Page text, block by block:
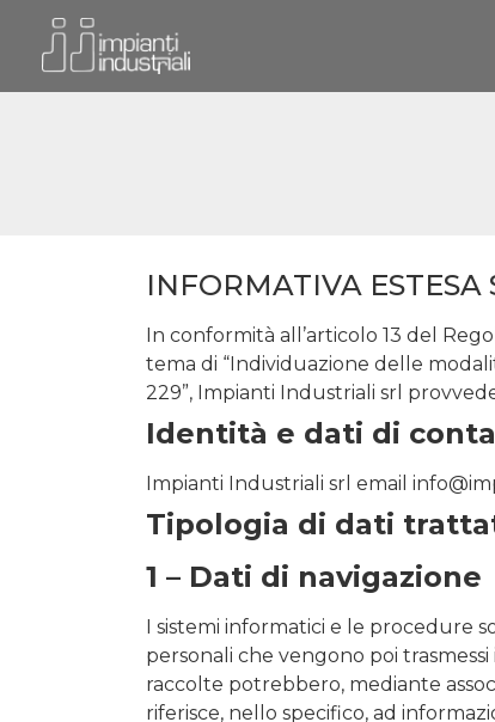
INFORMATIVA ESTESA
In conformità all’articolo 13 del
tema di “Individuazione delle
229”, Impianti Industriali srl
Identità e dati di
Impianti Industriali srl email
Tipologia di dati
1 – Dati di navigazione
I sistemi informatici e le procedure
personali che vengono poi
raccolte potrebbero, mediante
riferisce, nello specifico, ad